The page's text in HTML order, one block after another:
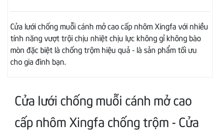
Cửa lưới chống muỗi cánh mở cao cấp nhôm Xingfa với nhiều
tính năng vượt trội chịu nhiệt chịu lực không gỉ không bào
mòn đặc biệt là chống trộm hiệu quả - là sản phẩm tối ưu
cho gia đình bạn.
Cửa lưới chống muỗi cánh mở cao
cấp nhôm Xingfa chống trộm - Cửa